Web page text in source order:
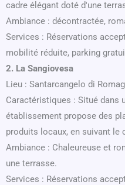
cadre élégant doté d'une
Ambiance : décontractée,
Services : Réservations
mobilité réduite, parking
2. La Sangiovesa
Lieu : Santarcangelo di
Caractéristiques : Situé dans
établissement propose des
produits locaux, en suivant
Ambiance : Chaleureuse et
une terrasse.
Services : Réservations